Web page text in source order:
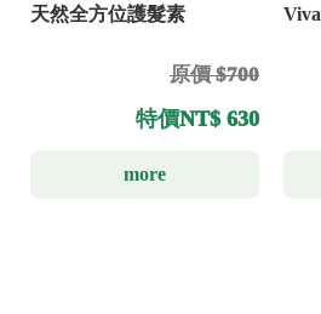
天然全方位護髮素
原價 $700
特價NT$ 630
more